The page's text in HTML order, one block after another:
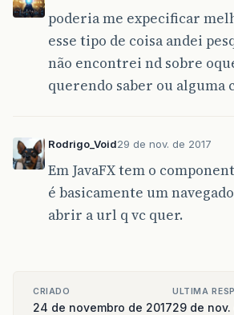
poderia me expecificar
esse tipo de coisa andei
não encontrei nd sobre
querendo saber ou alguma
Rodrigo_Void29 de nov. de 2017
Em JavaFX tem o
é basicamente um
abrir a url q vc quer.
CRIADO
24 de novembro de 2017
ULTIMA
29 de nov.